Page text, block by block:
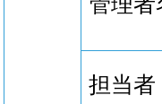
担当者